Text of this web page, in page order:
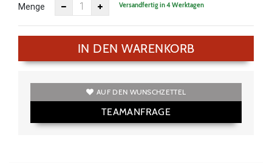
Menge Versandfertig in 4 Werktagen
IN DEN WARENKORB
AUF DEN WUNSCHZETTEL
TEAMANFRAGE